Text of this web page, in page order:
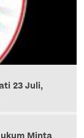
23 Juli,